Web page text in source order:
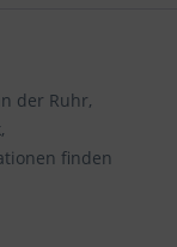
der Ruhr,
finden